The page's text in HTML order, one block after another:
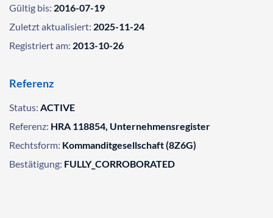
Gültig bis: 2016-07-19
Zuletzt aktualisiert: 2025-11-24
Registriert am: 2013-10-26
Referenz
Status: ACTIVE
Referenz: HRA 118854, Unternehmensregister
Rechtsform: Kommanditgesellschaft (8Z6G)
Bestätigung: FULLY_CORROBORATED